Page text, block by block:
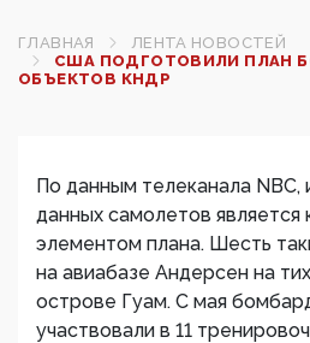
ГЛАВНАЯ
ЛЕНТА НОВОСТЕЙ
США ПОДГОТОВИЛИ ПЛАН
ОБЪЕКТОВ КНДР
По данным телеканала NBC,
данных самолетов
элементом плана. Шесть
на авиабазе Андерсен на
острове Гуам. С мая
участвовали в 11